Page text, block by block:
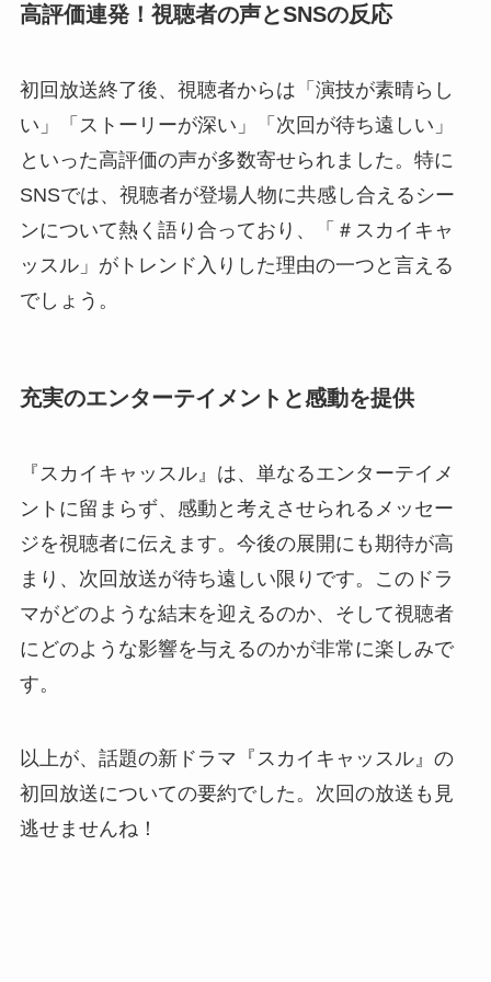
高評価連発！視聴者の声とSNSの反応
初回放送終了後、視聴者からは「演技が素晴らし
い」「ストーリーが深い」「次回が待ち遠しい」
といった高評価の声が多数寄せられました。特に
SNSでは、視聴者が登場人物に共感し合えるシー
ンについて熱く語り合っており、「＃スカイキャ
ッスル」がトレンド入りした理由の一つと言える
でしょう。
充実のエンターテイメントと感動を提供
『スカイキャッスル』は、単なるエンターテイメ
ントに留まらず、感動と考えさせられるメッセー
ジを視聴者に伝えます。今後の展開にも期待が高
まり、次回放送が待ち遠しい限りです。このドラ
マがどのような結末を迎えるのか、そして視聴者
にどのような影響を与えるのかが非常に楽しみで
す。
以上が、話題の新ドラマ『スカイキャッスル』の
初回放送についての要約でした。次回の放送も見
逃せませんね！